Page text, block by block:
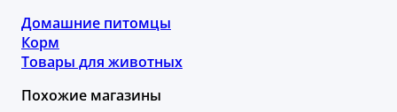
Домашние питомцы
Корм
Товары для животных
Похожие магазины